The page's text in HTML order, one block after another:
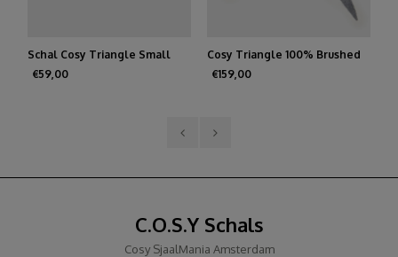
Cosy Triangle 100% Brushed
Cashmere Feather
€159,00
Schal Cosy Triangle Small
Rouge Noir
€59,00
C.O.S.Y Schals
Cosy SjaalMania Amsterdam